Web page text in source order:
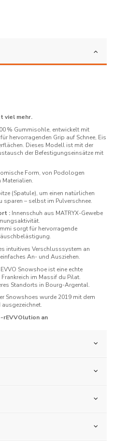
viel mehr.
% Gummisohle, entwickelt mit
hervorragenden Grip auf Schnee, Eis
Dieses Modell ist mit der
der Befestigungseinsätze mit
Form, von Podologen
(Spatule), um einen natürlichen
sparen – selbst im Pulverschnee.
: Innenschuh aus MATRYX-Gewebe
sorgt für hervorragende
intuitives Verschlusssystem an
An- und Ausziehen.
EVVO Snowshoe ist eine echte
im Massif du Pilat.
Standorts in Bourg-Argental.
Snowshoes wurde 2019 mit dem
ausgezeichnet.
rEVVOlution an